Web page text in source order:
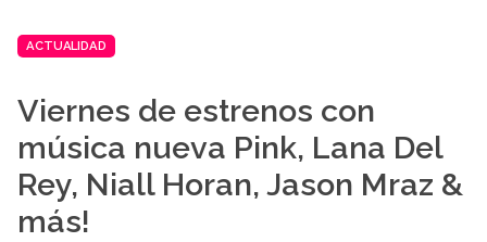
ACTUALIDAD
Viernes de estrenos con
música nueva Pink, Lana Del
Rey, Niall Horan, Jason Mraz &
más!